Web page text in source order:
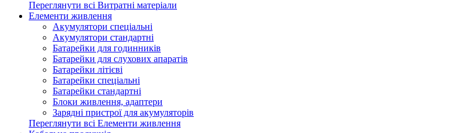
Переглянути всі Витратні матеріали
Елементи живлення
Акумулятори спеціальні
Акумулятори стандартні
Батарейки для годинників
Батарейки для слухових апаратів
Батарейки літієві
Батарейки спеціальні
Батарейки стандартні
Блоки живлення, адаптери
Зарядні пристрої для акумуляторів
Переглянути всі Елементи живлення